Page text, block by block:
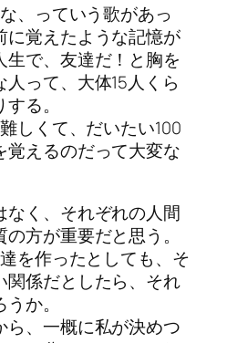
、っていう歌があっ
に覚えたような記憶が
生で、友達だ！と胸を
って、大体15人くら
る。
しくて、だいたい100
覚えるのだって大変な
なく、それぞれの人間
方が重要だと思う。
を作ったとしても、そ
関係だとしたら、それ
か。
ら、一概に私が決めつ